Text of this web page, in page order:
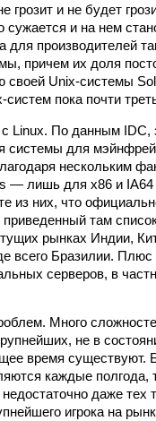
грозит и не будет
и на нем
для производителей
причем их доля
своей Unix-системы
систем пока почти
Linux. По данным IDC,
системы для
нескольким
— лишь для x86 и
из них, что
приведенный там
рынках Индии,
всего Бразилии.
серверов, в
Много
не в
время существуют.
каждые полгода,
даже
игрока на